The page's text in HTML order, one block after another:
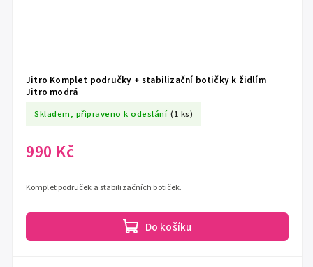
Jitro Komplet područky + stabilizační botičky k židlím
Jitro modrá
Skladem, připraveno k odeslání (1 ks)
990 Kč
Do košíku
Komplet područek a stabilizačních botiček.